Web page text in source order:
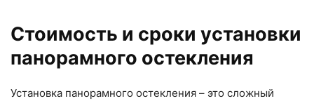
Стоимость и сроки установки
панорамного остекления
Установка панорамного остекления – это сложный